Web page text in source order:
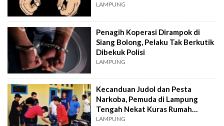
LAMPUNG
Penagih Koperasi Dirampok di
Siang Bolong, Pelaku Tak Berkutik
Dibekuk Polisi
LAMPUNG
Kecanduan Judol dan Pesta
Narkoba, Pemuda di Lampung
Tengah Nekat Kuras Rumah
Kosong
LAMPUNG